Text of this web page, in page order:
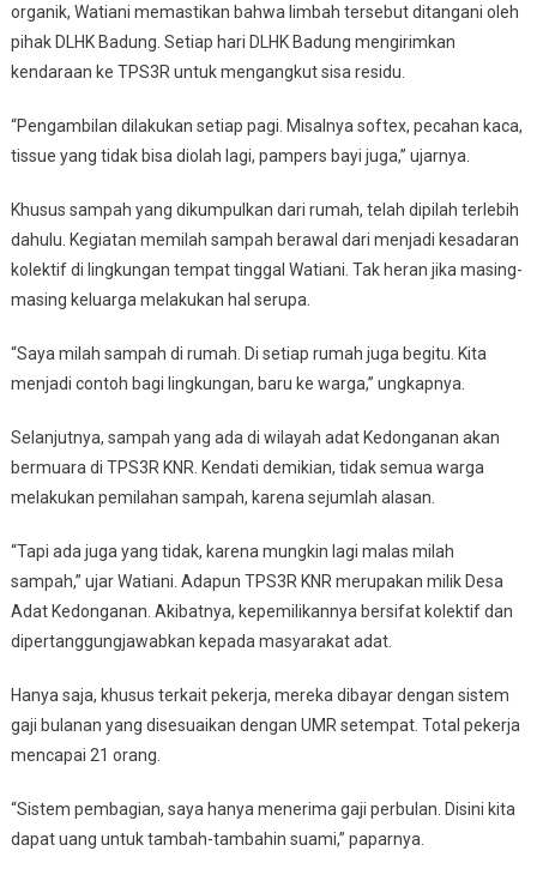
organik, Watiani memastikan bahwa limbah tersebut ditangani oleh
pihak DLHK Badung. Setiap hari DLHK Badung mengirimkan
kendaraan ke TPS3R untuk mengangkut sisa residu.
“Pengambilan dilakukan setiap pagi. Misalnya softex, pecahan kaca,
tissue yang tidak bisa diolah lagi, pampers bayi juga,” ujarnya.
Khusus sampah yang dikumpulkan dari rumah, telah dipilah terlebih
dahulu. Kegiatan memilah sampah berawal dari menjadi kesadaran
kolektif di lingkungan tempat tinggal Watiani. Tak heran jika masing-
masing keluarga melakukan hal serupa.
“Saya milah sampah di rumah. Di setiap rumah juga begitu. Kita
menjadi contoh bagi lingkungan, baru ke warga,” ungkapnya.
Selanjutnya, sampah yang ada di wilayah adat Kedonganan akan
bermuara di TPS3R KNR. Kendati demikian, tidak semua warga
melakukan pemilahan sampah, karena sejumlah alasan.
“Tapi ada juga yang tidak, karena mungkin lagi malas milah
sampah,” ujar Watiani. Adapun TPS3R KNR merupakan milik Desa
Adat Kedonganan. Akibatnya, kepemilikannya bersifat kolektif dan
dipertanggungjawabkan kepada masyarakat adat.
Hanya saja, khusus terkait pekerja, mereka dibayar dengan sistem
gaji bulanan yang disesuaikan dengan UMR setempat. Total pekerja
mencapai 21 orang.
“Sistem pembagian, saya hanya menerima gaji perbulan. Disini kita
dapat uang untuk tambah-tambahin suami,” paparnya.